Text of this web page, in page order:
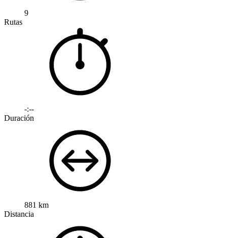
9
Rutas
-:--
Duración
881 km
Distancia